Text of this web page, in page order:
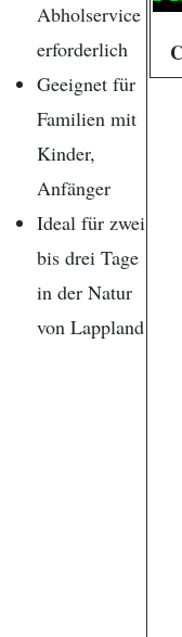
Abholservice
erforderlich
Geeignet für
Familien mit
Kinder,
Anfänger
Ideal für zwei
bis drei Tage
in der Natur
von Lappland